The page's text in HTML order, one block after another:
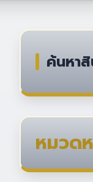
ค้นหา
หมวด